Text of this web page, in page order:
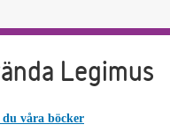
Legimus
du våra böcker